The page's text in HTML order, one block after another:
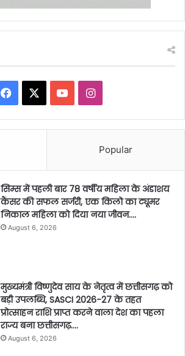
Facebook YouTubeInstagram
Popular
सिम्स में पहली बार 78 वर्षीय महिला के अंडाशय
कैंसर की सफल सर्जरी, एक किलो का ट्यूमर
निकाल महिला को दिया नया जीवन….
August 6, 2026
मुख्यमंत्री विष्णुदेव साय के नेतृत्व में छत्तीसगढ़ को
बड़ी उपलब्धि, SASCI 2026-27 के तहत
प्रोत्साहन राशि प्राप्त करने वाला देश का पहला
राज्य बना छत्तीसगढ़….
August 6, 2026